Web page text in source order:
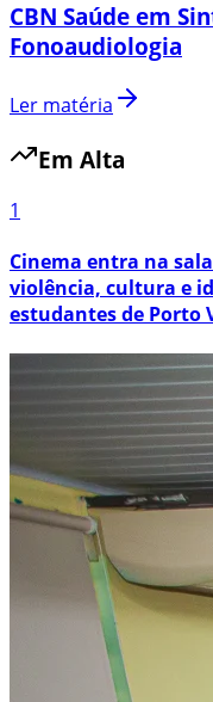
CBN Saúde em
Fonoaudiologia
Ler matéria
Em Alta
1
Cinema entra na
violência, cultura e
estudantes de Porto